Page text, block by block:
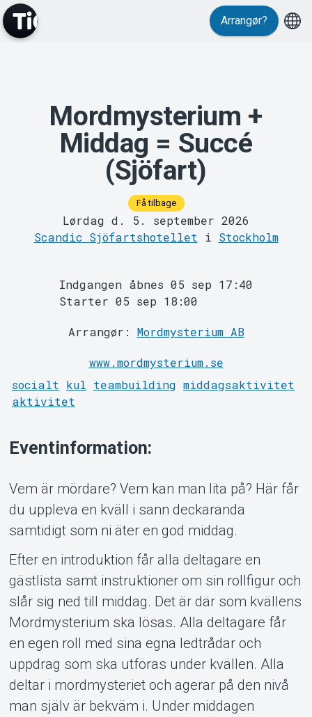
MyTickster
Om Tickster
Arrangør?
Mordmysterium +
Middag = Succé
(Sjöfart)
Få tilbage
Lørdag d. 5. september 2026
Scandic Sjöfartshotellet i Stockholm
Indgangen åbnes 05 sep 17:40
Starter 05 sep 18:00
Arrangør: Mordmysterium AB
www.mordmysterium.se
socialt
kul teambuilding middagsaktivitet
aktivitet
Eventinformation:
Vem är mördare? Vem kan man lita på? Här får
du uppleva en kväll i sann deckaranda
samtidigt som ni äter en god middag.
Efter en introduktion får alla deltagare en
gästlista samt instruktioner om sin rollfigur och
slår sig ned till middag. Det är där som kvällens
Mordmysterium ska lösas. Alla deltagare får
en egen roll med sina egna ledtrådar och
uppdrag som ska utföras under kvällen. Alla
deltar i mordmysteriet och agerar på den nivå
man själv är bekväm i. Under middagen